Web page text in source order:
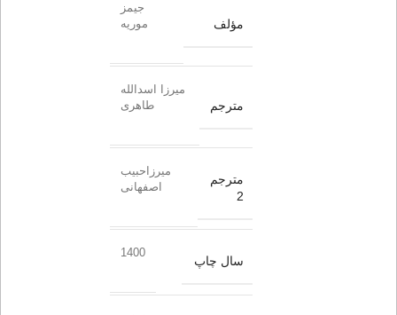
مؤلف
جیمز
موریه
مترجم
میرزا اسدالله
طاهری
مترجم
2
میرزاحبیب
اصفهانی
سال چاپ
1400